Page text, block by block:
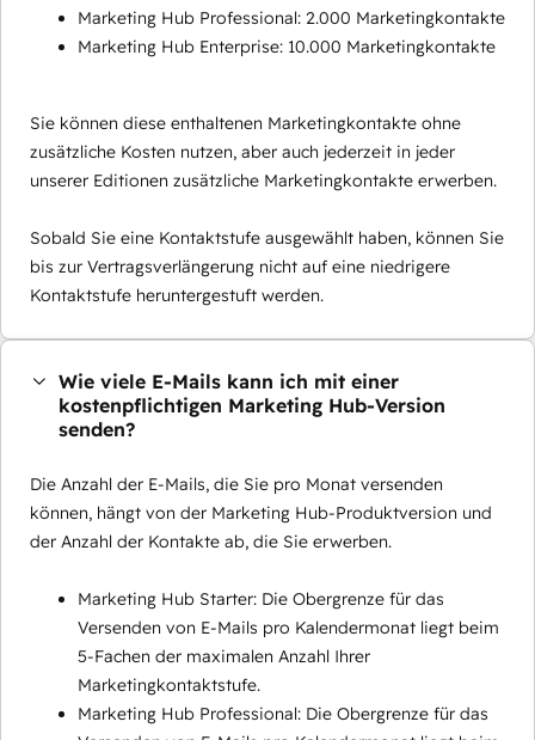
Marketing Hub Professional: 2.000 Marketingkontakte
Marketing Hub Enterprise: 10.000 Marketingkontakte
Sie können diese enthaltenen Marketingkontakte ohne
zusätzliche Kosten nutzen, aber auch jederzeit in jeder
unserer Editionen zusätzliche Marketingkontakte erwerben.
Sobald Sie eine Kontaktstufe ausgewählt haben, können Sie
bis zur Vertragsverlängerung nicht auf eine niedrigere
Kontaktstufe heruntergestuft werden.
Wie viele E-Mails kann ich mit einer
kostenpflichtigen Marketing Hub-Version
senden?
Die Anzahl der E-Mails, die Sie pro Monat versenden
können, hängt von der Marketing Hub-Produktversion und
der Anzahl der Kontakte ab, die Sie erwerben.
Marketing Hub Starter: Die Obergrenze für das
Versenden von E-Mails pro Kalendermonat liegt beim
5-Fachen der maximalen Anzahl Ihrer
Marketingkontaktstufe.
Marketing Hub Professional: Die Obergrenze für das